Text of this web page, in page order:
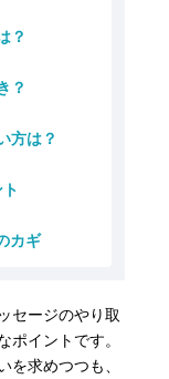
？
？
方は？
カギ
セージのやり取
ポイントです。
を求めつつも、